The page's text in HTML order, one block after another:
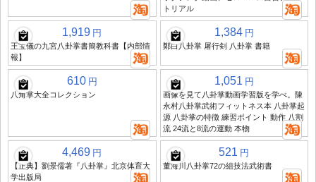
トリアル
1,919 円
王宝儀の九宮八卦掌書簡教科書【内部情
報】
1,384 円
鄭白八卦掌 屠行剣 八卦掌 書籍
610 円
八角掌大全コレクション
1,051 円
画像を見て八卦掌動画学習版を学べ。陳
永村八卦掌武術フィットネス本 八卦掌起
源 八卦掌の特徴 練習ポイント 動作 八割
流 24流と8流の運動 本物
4,469 円
【正典】劉景儒著『八卦掌』北京体育大
学出版局
521 円
董海川八卦掌72の組技法武術書